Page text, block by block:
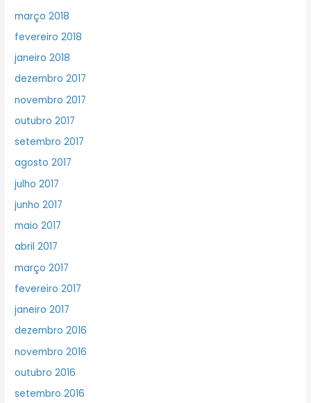
março 2018
fevereiro 2018
janeiro 2018
dezembro 2017
novembro 2017
outubro 2017
setembro 2017
agosto 2017
julho 2017
junho 2017
maio 2017
abril 2017
março 2017
fevereiro 2017
janeiro 2017
dezembro 2016
novembro 2016
outubro 2016
setembro 2016